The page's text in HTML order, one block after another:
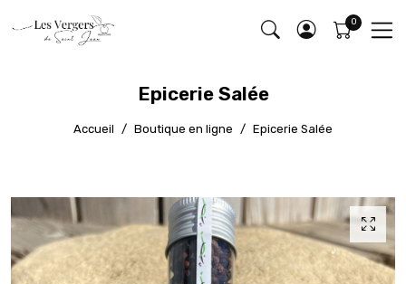
Epicerie Salée
Accueil Boutique en ligne Epicerie Salée